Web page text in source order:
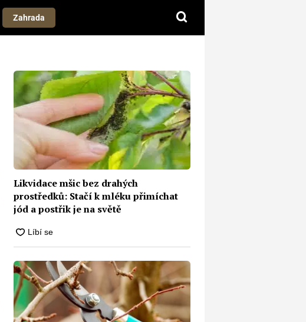
Zahrada
Likvidace mšic bez drahých
prostředků: Stačí k mléku přimíchat
jód a postřik je na světě